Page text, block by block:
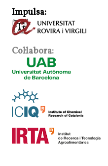
Impulsa:
Col·labora: